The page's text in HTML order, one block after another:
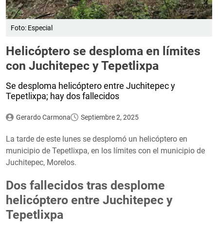
Foto: Especial
Helicóptero se desploma en límites
con Juchitepec y Tepetlixpa
Se desploma helicóptero entre Juchitepec y
Tepetlixpa; hay dos fallecidos
Gerardo Carmona Septiembre 2, 2025
La tarde de este lunes se desplomó un helicóptero en
municipio de Tepetlixpa, en los límites con el municipio de
Juchitepec, Morelos.
Dos fallecidos tras desplome
helicóptero entre Juchitepec y
Tepetlixpa